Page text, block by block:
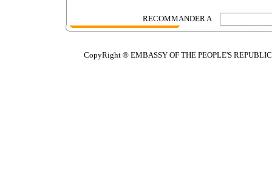
RECOMMANDER A
CopyRight ® EMBASSY OF THE PEOPLE'S